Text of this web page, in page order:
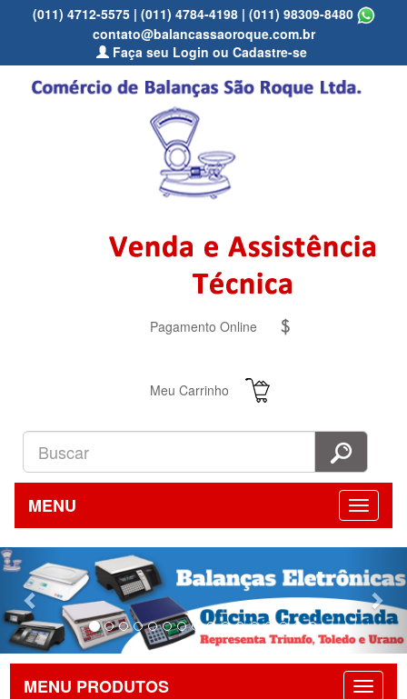
(011) 4712-5575| (011) 4784-4198| (011) 98309-8480
contato@balancassaoroque.com.br
Faça seu Login ou Cadastre-se
Pagamento Online
Meu Carrinho
MENU
Previous
MENU PRODUTOS